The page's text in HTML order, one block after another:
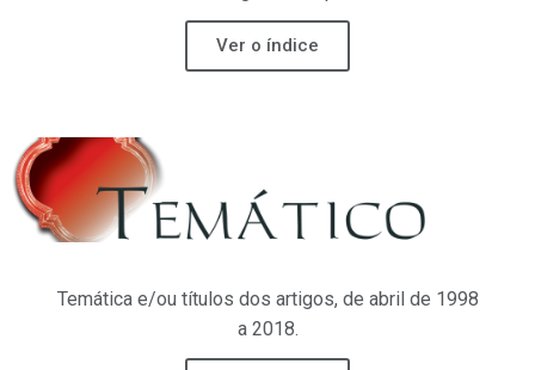
Ver o índice
Temática e/ou títulos dos artigos, de abril de 1998
a 2018.